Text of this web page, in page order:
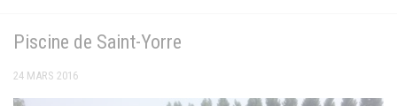
Piscine de Saint-Yorre
24 MARS 2016